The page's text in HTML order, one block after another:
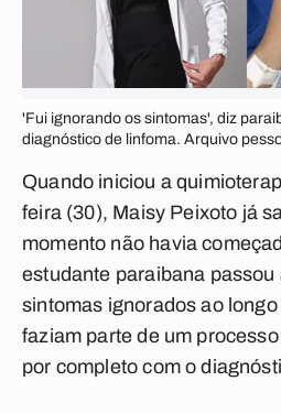
'Fui ignorando os sintomas', diz
diagnóstico de linfoma. Arquivo
Quando iniciou a
feira (30), Maisy Peixoto já
momento não havia
estudante paraibana
sintomas ignorados ao
faziam parte de um
por completo com o